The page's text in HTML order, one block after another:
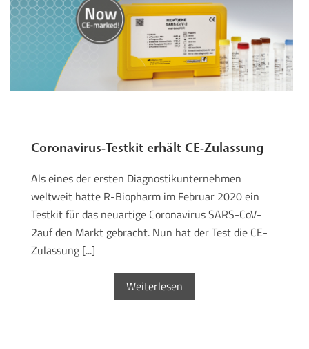
Coronavirus-Testkit erhält CE-Zulassung
Als eines der ersten Diagnostikunternehmen
weltweit hatte R-Biopharm im Februar 2020 ein
Testkit für das neuartige Coronavirus SARS-CoV-
2auf den Markt gebracht. Nun hat der Test die CE-
Zulassung [...]
Weiterlesen